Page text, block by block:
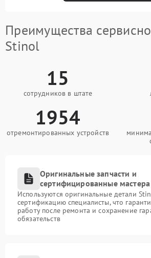
Преимущества
Stinol
15
сотрудников в штате
1954
отремонтированных устройств
Оригинальные запчасти и
сертифицированные мастера
Используются оригинальные детали
сертификацию специалисты, что
работу после ремонта и сохранение
обязательств